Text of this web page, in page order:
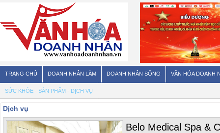
TRANG CHỦ DOANH NHÂN LÀM DOANH NHÂN SỐNG VĂN HÓA DOANH
SỨC KHỎE - SẢN PHẨM - DỊCH VỤ
Dịch vụ
Belo Medical Spa &